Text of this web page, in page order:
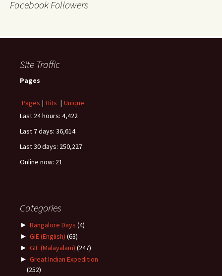
Facebook Followers
Site Traffic
Pages
Pages | Hits | Unique
Last 24 hours: 4,422
Last 7 days: 36,614
Last 30 days: 250,227
Online now: 21
Categories
► Bangalore Days (4)
► GIE (English) (63)
► GIE (Malayalam) (247)
► Great Indian Expedition
(252)